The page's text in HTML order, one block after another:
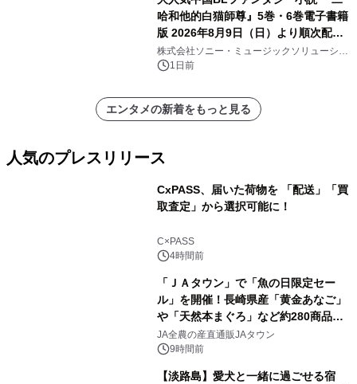
哈和他的白猫師尊』5巻・6巻電子書籍
版 2026年8月9日（日）より順次配信
開始
株式会社ソニー・ミュージックソリューショ
ンズ1日前
エンタメの新着をもっと見る
人気のプレスリリース
CxPASS、届いた荷物を 「配送」「買
取査定」から選択可能に！
C×PASS
4時間前
「ＪＡタウン」で「魚の日限定セー
ル」を開催！長崎県産「黄金あなご」
や「天然本まぐろ」など約280商品を
販売！～毎月１０日の定例企画～
JA全農の産直通販JAタウン
9時間前
【淡路島】愛犬と一緒に過ごせる宿